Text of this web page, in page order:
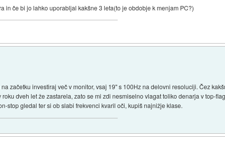
in če bi jo lahko uporabljal kakšne 3 leta(to je obdobje k menjam PC?)
začetku investiraj več v monitor, vsaj 19" s 100Hz na delovni resoluciji. Čez
dveh let že zastarela, zato se mi zdi nesmiselno vlagat toliko denarja v top-
stop gledal ter si ob slabi frekvenci kvaril oči, kupiš najnižje klase.